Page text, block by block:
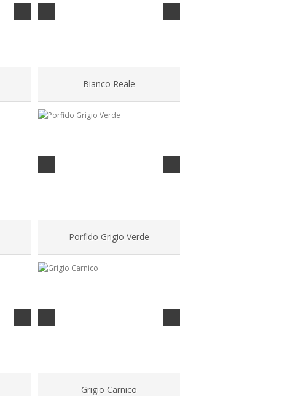
Bianco Reale
Porfido Grigio Verde
Grigio Carnico